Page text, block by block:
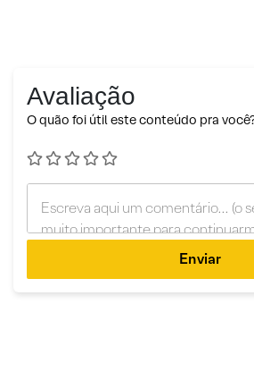
Avaliação
O quão foi útil este conteúdo pra
Enviar